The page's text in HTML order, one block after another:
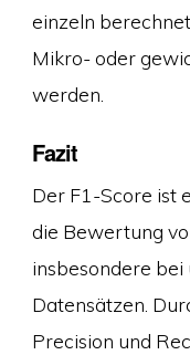
einzeln
Mikro- oder
werden.
Fazit
Der F1-Score ist
die Bewertung
insbesondere
Datensätzen.
Precision und